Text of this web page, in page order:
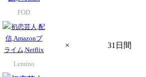
FOD
Lemino
× 31日間